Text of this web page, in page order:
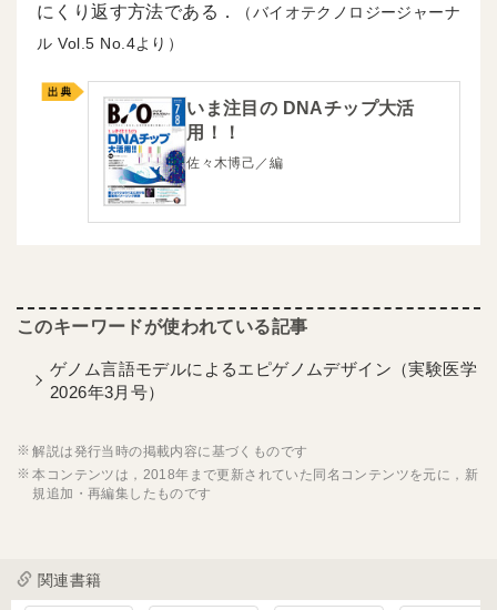
にくり返す方法である．
（バイオテクノロジージャーナ
ル
5 4より）
いま注目の DNAチップ大活
用！！
佐々木博己／編
ゲノム言語モデルによるエピゲノムデザイン（実験医学
2026年3月号）
解説は発行当時の掲載内容に基づくものです
本コンテンツは，2018年まで更新されていた同名コンテンツを元に，新
規追加・再編集したものです
関連書籍